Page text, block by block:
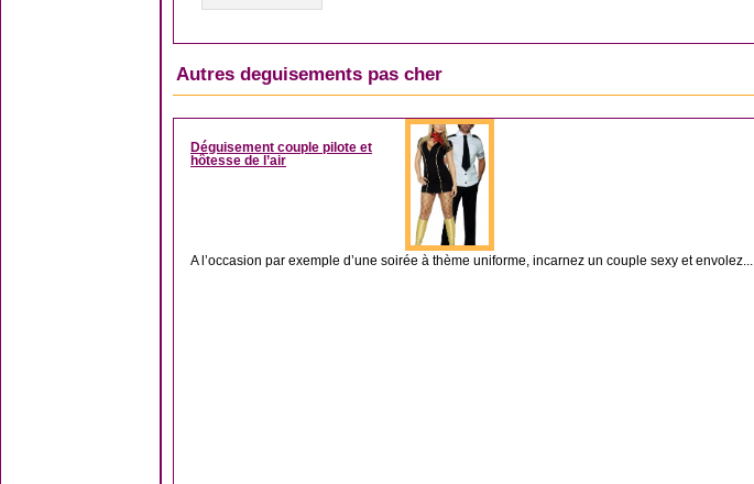
Autres deguisements pas cher
DÉGUISEMENT COUPLE
Déguisement couple pilote et
hôtesse de l’air
A l’occasion par exemple d’une soirée à thème uniforme, incarnez un couple sexy et envolez...